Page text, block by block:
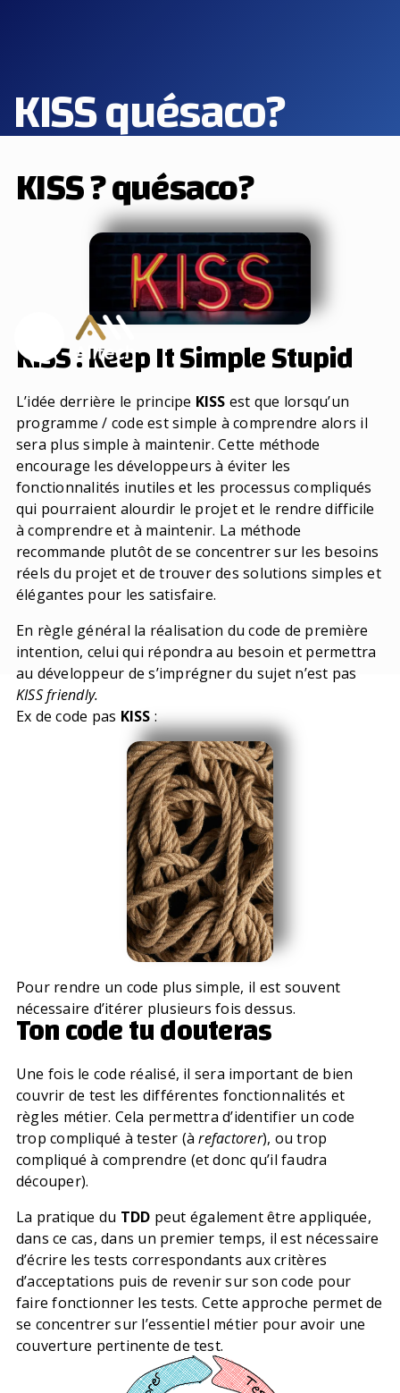
KISS quésaco?
KISS ? quésaco?
KISS : Keep It Simple Stupid
L’idée derrière le principe KISS est que lorsqu’un
programme / code est simple à comprendre alors il
sera plus simple à maintenir. Cette méthode
encourage les développeurs à éviter les
fonctionnalités inutiles et les processus compliqués
qui pourraient alourdir le projet et le rendre difficile
à comprendre et à maintenir. La méthode
recommande plutôt de se concentrer sur les besoins
réels du projet et de trouver des solutions simples et
élégantes pour les satisfaire.
En règle général la réalisation du code de première
intention, celui qui répondra au besoin et permettra
au développeur de s’imprégner du sujet n’est pas
KISS friendly.
Ex de code pas KISS :
Pour rendre un code plus simple, il est souvent
nécessaire d’itérer plusieurs fois dessus.
Ton code tu douteras
Une fois le code réalisé, il sera important de bien
couvrir de test les différentes fonctionnalités et
règles métier. Cela permettra d’identifier un code
trop compliqué à tester (àrefactorer), ou trop
compliqué à comprendre (et donc qu’il faudra
découper).
La pratique du TDD peut également être appliquée,
dans ce cas, dans un premier temps, il est nécessaire
d’écrire les tests correspondants aux critères
d’acceptations puis de revenir sur son code pour
faire fonctionner les tests. Cette approche permet de
se concentrer sur l’essentiel métier pour avoir une
couverture pertinente de test.